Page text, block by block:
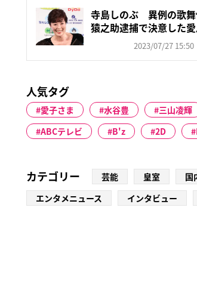
寺島しのぶ 異例の歌舞
猿之助逮捕で決意した
2023/07/27 15:50
人気タグ
愛子さま 水谷豊 三山凌輝
ABCテレビ
B'z 2D
カテゴリー 芸能 皇室 国
エンタメニュース
インタビュー